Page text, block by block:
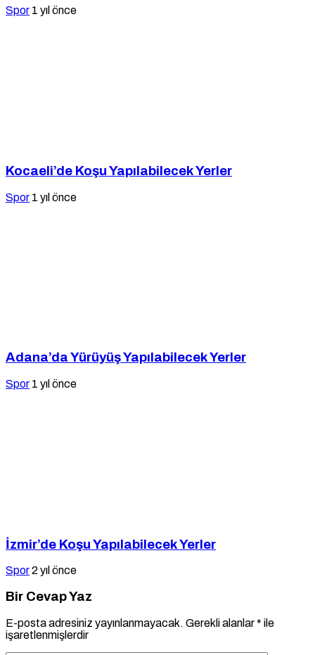
Spor 1 yıl önce
Kocaeli’de Koşu Yapılabilecek Yerler
Spor 1 yıl önce
Adana’da Yürüyüş Yapılabilecek Yerler
Spor 1 yıl önce
İzmir’de Koşu Yapılabilecek Yerler
Spor2 yıl önce
Bir Cevap Yaz
E-posta adresiniz yayınlanmayacak. Gerekli alanlar* ile
işaretlenmişlerdir